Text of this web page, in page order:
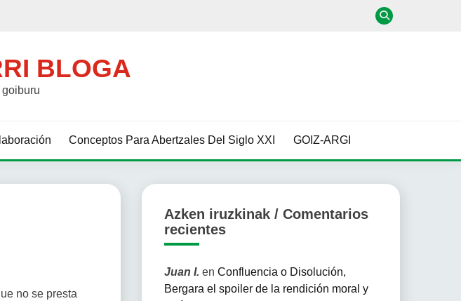
BLOGA
Conceptos Para Abertzales Del Siglo XXI GOIZ-ARGI
no se presta
Azken iruzkinak / Comentarios
recientes
Juan I. en Confluencia o Disolución,
Bergara el spoiler de la rendición moral y